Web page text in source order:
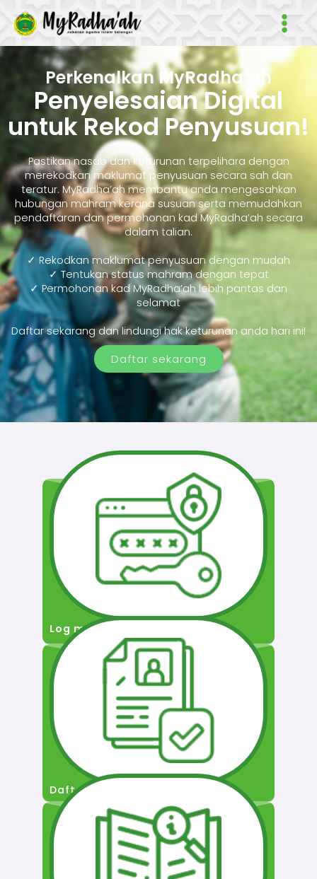
Main
Perkenalkan MyRadha’ah
Penyelesaian Digital
untuk Rekod Penyusuan!
Pastikan nasab dan keturunan terpelihara dengan
merekodkan maklumat penyusuan secara sah dan
teratur. MyRadha’ah membantu anda mengesahkan
hubungan mahram kerana susuan serta memudahkan
pendaftaran dan permohonan kad MyRadha’ah secara
dalam talian.
✓ Rekodkan maklumat penyusuan dengan mudah
✓ Tentukan status mahram dengan tepat
✓ Permohonan kad MyRadha’ah lebih pantas dan
selamat
Daftar sekarang dan lindungi hak keturunan anda hari ini!
Daftar sekarang
Log masuk
Daftar Pengguna